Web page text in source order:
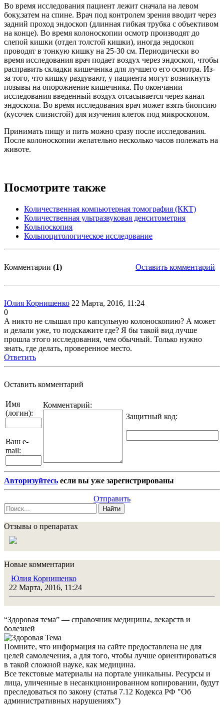
Во время исследования пациент лежит сначала на левом
боку,затем на спине. Врач под контролем зрения вводит через
задний проход эндоскоп (длинная гибкая трубка с объективом
на конце). Во время колоноскопии осмотр производят до
слепой кишки (отдел толстой кишки), иногда эндоскоп
проводят в тонкую кишку на 25-30 см. Периодически во
время исследования врач подает воздух через эндоскоп, чтобы
расправить складки кишечника для лучшего его осмотра. Из-
за того, что кишку раздувают, у пациента могут возникнуть
позывы на опорожнение кишечника. По окончании
исследования введенный воздух отсасывается через канал
эндоскопа. Во время исследования врач может взять биопсию
(кусочек слизистой) для изучения клеток под микроскопом.
Принимать пищу и пить можно сразу после исследования.
После колоноскопии желательно несколько часов полежать на
животе.
Посмотрите также
Количественная компьютерная томография (ККТ)
Количественная ультразвуковая денситометрия
Кольпоскопия
Кольпоцитологическое исследование
Оставить комментарий
Комментарии (1)
Юлия Корнишенко 22 Марта, 2016, 11:24
0
А никто не слышал про капсульную колоноскопию? А может
и делали уже, то подскажите где? Я бы такой вид лучше
прошла этого исследования, чем обычный. Только нужно
знать, где делать, проверенное место.
Ответить
Оставить комментарий
Имя
(логин):
Ваш e-
mail:
Комментарий:
Защитный код:
Авторизуйтесь если вы уже зарегистрированы
Отправить
Найти
Отзывы о препаратах
Новые комментарии
Юлия Корнишенко
22 Марта, 2016, 11:24
“Здоровая тема” — справочник медицины, лекарств и
болезней
Помните, что информация на сайте предоставлена не для
целей самолечения, а для того, чтобы лучше ориентироваться
в такой сложной науке, как медицина.
Все текстовые материалы на портале уникальны. Ресурсы и
лица, уличенные в несанкционированном копировании, будут
преследоваться по закону (статья 7.12 Кодекса РФ "Об
административных нарушениях")